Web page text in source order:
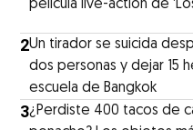
película live-action de
2Un tirador se suicida
dos personas y dejar 15
escuela de Bangkok
3¿Perdiste 400 tacos de